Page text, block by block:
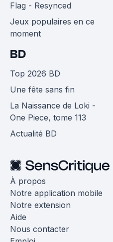
Flag - Resynced
Jeux populaires en ce
moment
BD
Top 2026 BD
Une fête sans fin
La Naissance de Loki -
One Piece, tome 113
Actualité BD
À propos
Notre application mobile
Notre extension
Aide
Nous contacter